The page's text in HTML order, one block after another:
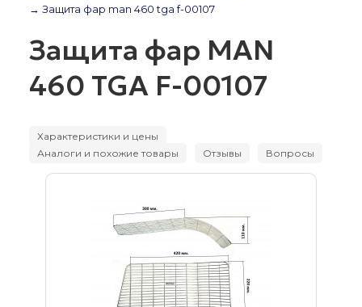
→ Защита фар man 460 tga f-00107
Защита фар MAN
460 TGA F-00107
Характеристики и цены
Аналоги и похожие товары
Отзывы Вопросы